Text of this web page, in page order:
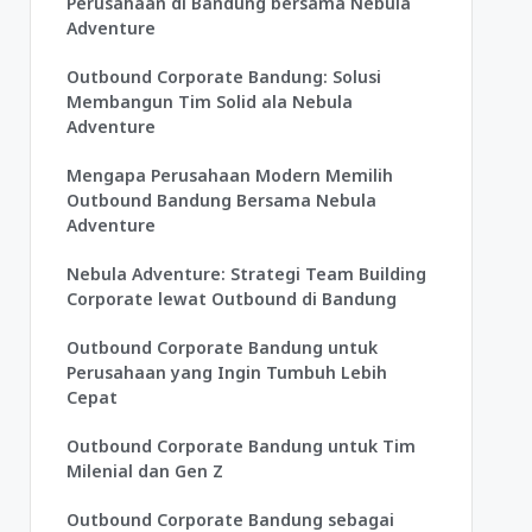
Adventure
Outbound Corporate Bandung: Solusi
Membangun Tim Solid ala Nebula
Adventure
Mengapa Perusahaan Modern Memilih
Outbound Bandung Bersama Nebula
Adventure
Nebula Adventure: Strategi Team Building
Corporate lewat Outbound di Bandung
Outbound Corporate Bandung untuk
Perusahaan yang Ingin Tumbuh Lebih
Cepat
Outbound Corporate Bandung untuk Tim
Milenial dan Gen Z
Outbound Corporate Bandung sebagai